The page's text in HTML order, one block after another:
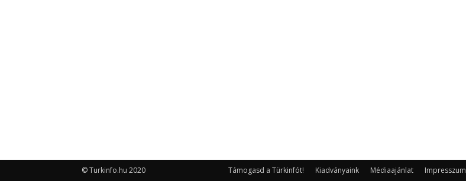
Támogasd a Türkinfót! Kiadványaink Médiaajánlat Impresszum
© Turkinfo.hu 2020